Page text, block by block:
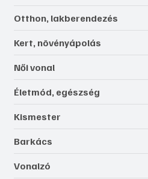
Otthon, lakberendezés
Kert, növényápolás
Női vonal
Életmód, egészség
Kismester
Barkács
Vonalzó